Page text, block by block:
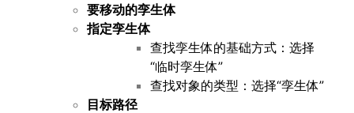
要移动的孪生体
指定孪生体
查找孪生体的基础方式：选择
“临时孪生体”
查找对象的类型：选择“孪生体”
目标路径